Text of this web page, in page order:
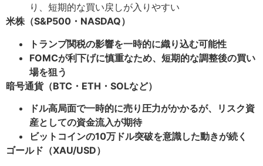
り、短期的な買い戻しが入りやすい
米株（S&P500・NASDAQ）
トランプ関税の影響を一時的に織り込む可能性
FOMCが利下げに慎重なため、短期的な調整後の買い
場を狙う
暗号通貨（BTC・ETH・SOLなど）
ドル高局面で一時的に売り圧力がかかるが、リスク資
産としての資金流入が期待
ビットコインの10万ドル突破を意識した動きが続く
ゴールド（XAU/USD）